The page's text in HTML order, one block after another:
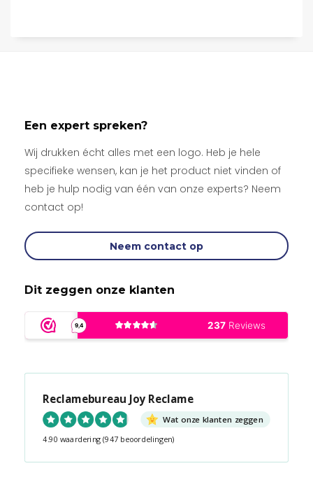
Een expert spreken?
Wij drukken écht alles met een logo. Heb je hele
specifieke wensen, kan je het product niet vinden of
heb je hulp nodig van één van onze experts? Neem
contact op!
Neem contact op
Dit zeggen onze klanten
Reclamebureau Joy Reclame
Wat onze klanten zeggen
4.90 waardering (947 beoordelingen)